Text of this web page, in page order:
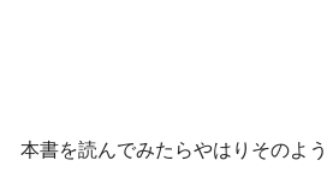
本書を読んでみたらやはりそのよ